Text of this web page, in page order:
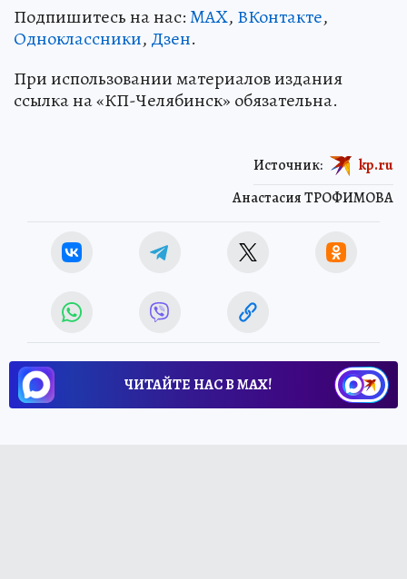
Подпишитесь на нас:MAX, ВКонтакте,
Одноклассники, Дзен.
При использовании материалов издания
ссылка на «КП-Челябинск» обязательна.
Анастасия ТРОФИМОВА
Источник: kp.ru
ЧИТАЙТЕ НАС В МАХ!